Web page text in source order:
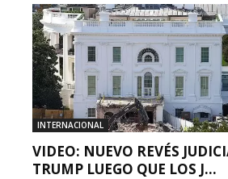
INTERNACIONAL
VIDEO: NUEVO REVÉS
TRUMP LUEGO QUE LOS J...